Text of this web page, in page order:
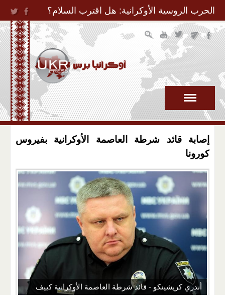
Jump to Navigation
الحرب الروسية الأوكرانية: هل اقترب السلام؟
إصابة قائد شرطة العاصمة الأوكرانية بفيروس
كورونا
أندري كريشينكو - قائد شرطة العاصمة الأوكرانية كييف